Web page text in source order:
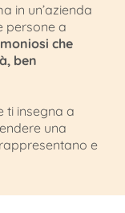
in un’azienda
persone a
che
ben
ti insegna a
una
e